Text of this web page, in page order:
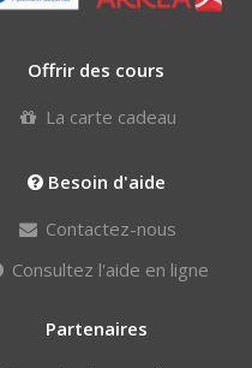
Offrir des cours
La carte cadeau
Besoin d'aide
Contactez-nous
Consultez l'aide en ligne
Partenaires